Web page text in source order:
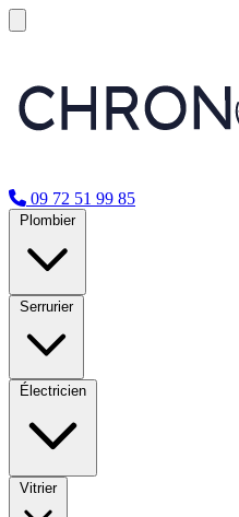
09 72 51 99 85
Plombier
Serrurier
Électricien
Vitrier